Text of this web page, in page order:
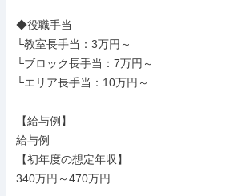
◆役職手当
└教室長手当：3万円～
└ブロック長手当：7万円～
└エリア長手当：10万円～
【給与例】
給与例
【初年度の想定年収】
340万円～470万円